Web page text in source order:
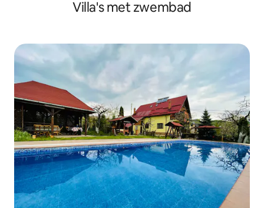
Villa's met zwembad